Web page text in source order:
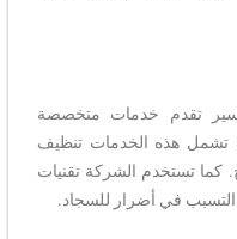
تقدم خدمات متخصصة
تشمل هذه الخدمات تنظيف
كما تستخدم الشركة تقنيات
في أضرار للسجاد.